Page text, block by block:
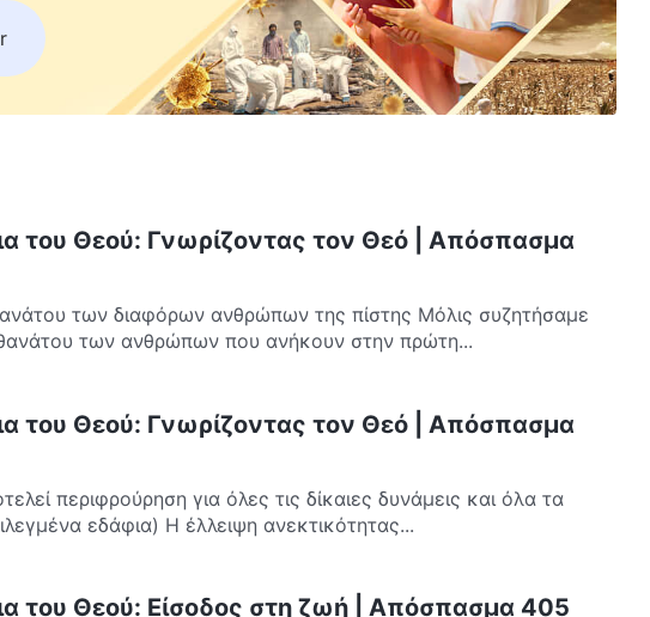
του Θεού: Γνωρίζοντας τον Θεό | Απόσπασμα
των διαφόρων ανθρώπων της πίστης Μόλις συζητήσαμε
των ανθρώπων που ανήκουν στην πρώτη...
του Θεού: Γνωρίζοντας τον Θεό | Απόσπασμα
περιφρούρηση για όλες τις δίκαιες δυνάμεις και όλα τα
εδάφια) Η έλλειψη ανεκτικότητας...
του Θεού: Είσοδος στη ζωή | Απόσπασμα 405